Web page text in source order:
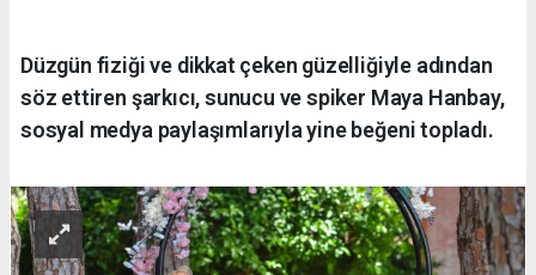
Düzgün fiziği ve dikkat çeken güzelliğiyle adından
söz ettiren şarkıcı, sunucu ve spiker Maya Hanbay,
sosyal medya paylaşımlarıyla yine beğeni topladı.